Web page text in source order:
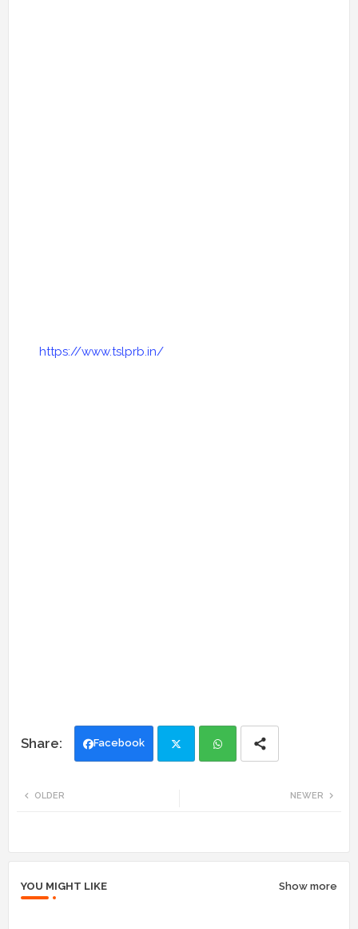
https://www.tslprb.in/
Facebook
NEWER
OLDER
YOU MIGHT LIKE Show more